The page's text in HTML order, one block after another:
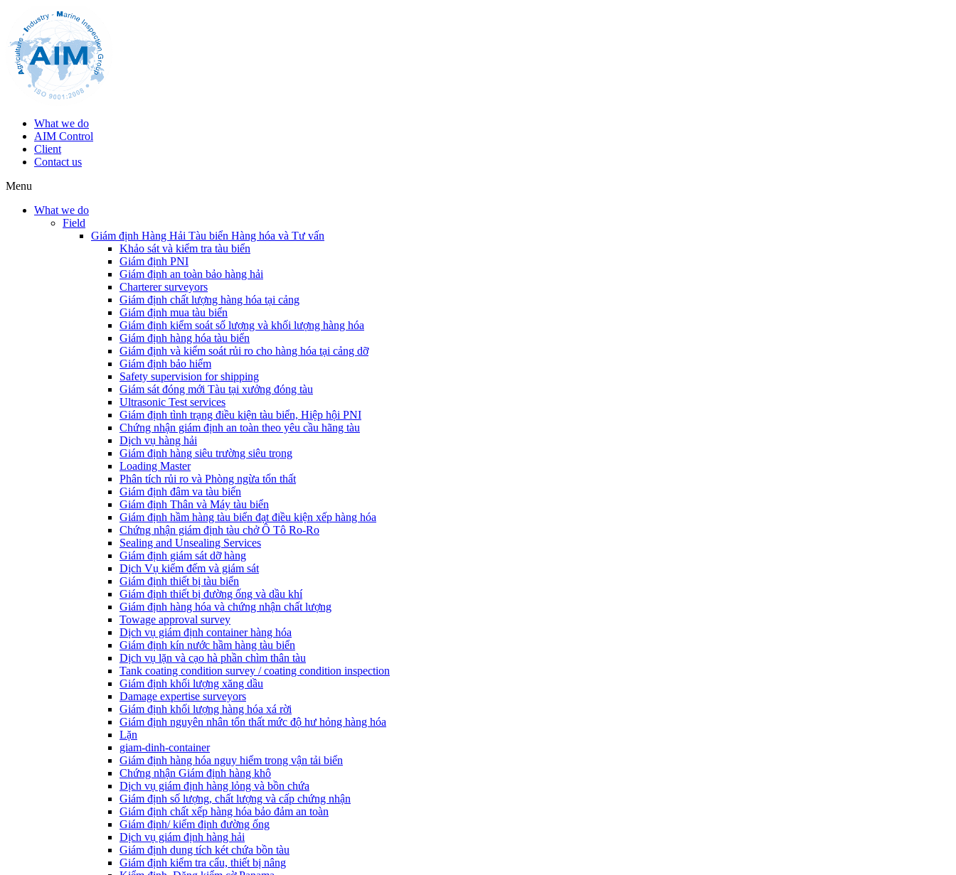
What we do
AIM Control
Client
Contact us
Menu
What we do
Field
Giám định Hàng Hải Tàu biển Hàng hóa và Tư vấn
Khảo sát và kiểm tra tàu biển
Giám định PNI
Giám định an toàn bảo hàng hải
Charterer surveyors
Giám định chất lượng hàng hóa tại cảng
​Giám định mua tàu biển
Giám định kiểm soát số lượng và khối lượng hàng hóa
Giám định hàng hóa tàu biển
Giám định và kiểm soát rủi ro cho hàng hóa tại cảng dỡ
Giám định bảo hiểm
Safety supervision for shipping
Giám sát đóng mới Tàu tại xưởng đóng tàu
Ultrasonic Test services
Giám định tình trạng điều kiện tàu biển, Hiệp hội PNI
Chứng nhận giám định an toàn theo yêu cầu hãng tàu
Dịch vụ hàng hải
Giám định hàng siêu trường siêu trọng
Loading Master
Phân tích rủi ro và Phòng ngừa tổn thất
​Giám định đâm va tàu biển
Giám định Thân và Máy tàu biển
​Giám định hầm hàng tàu biển đạt điều kiện xếp hàng hóa
Chứng nhận giám định tàu chở Ô Tô Ro-Ro
Sealing and Unsealing Services
Giám định giám sát dỡ hàng
Dịch Vụ kiểm đếm và giám sát
Giám định thiết bị tàu biển
Giám định thiết bị đường ống và dầu khí
Giám định hàng hóa và chứng nhận chất lượng
Towage approval survey
Dịch vụ giám định container hàng hóa
Giám định kín nước hầm hàng tàu biển
Dịch vụ lặn và cạo hà phần chìm thân tàu
Tank coating condition survey / coating condition inspection
Giám định khối lượng xăng dầu
Damage expertise surveyors
Giám định khối lượng hàng hóa xá rời
Giám định nguyên nhân tổn thất mức độ hư hỏng hàng hóa
Lặn
giam-dinh-container
Giám định hàng hóa nguy hiểm trong vận tải biển
Chứng nhận Giám định hàng khô
Dịch vụ giám định hàng lỏng và bồn chứa
Giám định số lượng, chất lượng và cấp chứng nhận
Giám định chất xếp hàng hóa bảo đảm an toàn
Giám định/ kiểm định đường ống
Dịch vụ giám định hàng hải
Giám định dung tích két chứa bồn tàu
Giám định kiểm tra cẩu, thiết bị nâng